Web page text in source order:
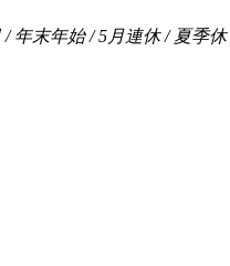
年末年始 / 5月連休 / 夏季休